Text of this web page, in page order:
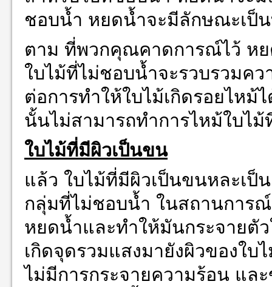
ชอบน้ำ หยดน้ำจะมีลักษณะเป็
ตาม ที่พวกคุณคาดการณ์ไว้ หย
ใบไม้ที่ไม่ชอบน้ำจะรวบรวมค
ต่อการทำให้ใบไม้เกิดรอยไห
นั้นไม่สามารถทำการไหม้ใบไม้
ใบไม้ที่มีผิวเป็นขน
แล้ว ใบไม้ที่มีผิวเป็นขนหละเป็
กลุ่มที่ไม่ชอบน้ำ ในสถานการ
หยดน้ำและทำให้มันกระจายตั
เกิดจุดรวมแสงมายังผิวของใบ
ไม่มีการกระจายความร้อน แ